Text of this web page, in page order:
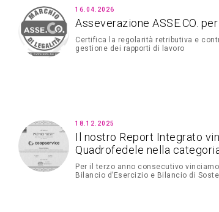
16.04.2026
Asseverazione ASSE.CO.
Certifica la regolarità retributiva e
gestione dei rapporti di lavoro
18.12.2025
Il nostro Report Integrato
Quadrofedele nella
Per il terzo anno consecutivo
Bilancio d’Esercizio e Bilancio di